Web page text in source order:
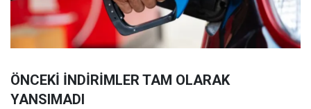
ÖNCEKİ İNDİRİMLER TAM OLARAK
YANSIMADI